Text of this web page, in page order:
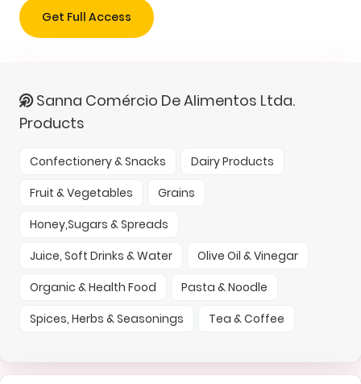
Get Full Access
Sanna Comércio De Alimentos Ltda.
Products
Confectionery & Snacks
Dairy Products
Fruit & Vegetables
Grains
Honey,Sugars & Spreads
Juice, Soft Drinks & Water
Olive Oil & Vinegar
Organic & Health Food
Pasta & Noodle
Spices, Herbs & Seasonings
Tea & Coffee